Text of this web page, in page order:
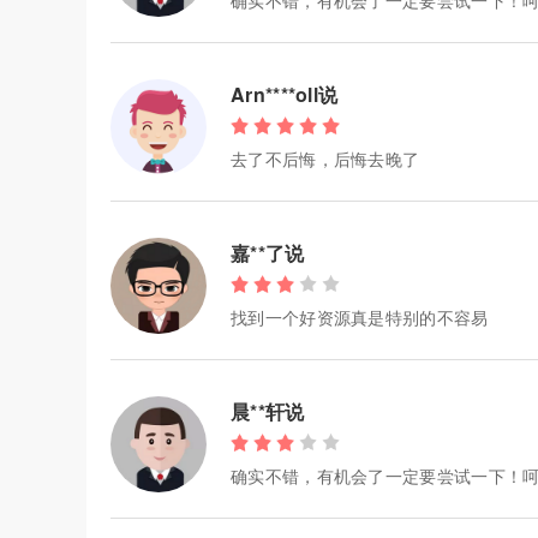
Arn****oll说
去了不后悔，后悔去晚了
嘉**了说
找到一个好资源真是特别的不容易
晨**轩说
确实不错，有机会了一定要尝试一下！